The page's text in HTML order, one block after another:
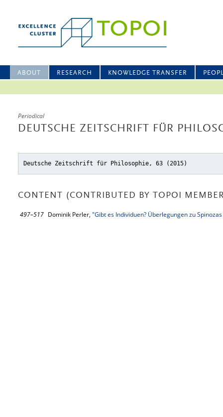
ABOUT RESEARCH KNOWLEDGE TRANSFER
Periodical
DEUTSCHE ZEITSCHRIFT FÜR
Deutsche Zeitschrift für Philosophie, 63 (2015)
CONTENT (CONTRIBUTED BY TOPOI
497–517 Dominik Perler, "Gibt es Individuen? Überlegungen zu